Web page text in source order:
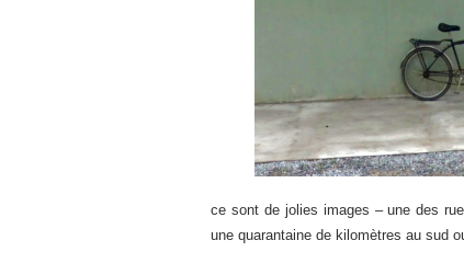
ce sont de jolies images – une des
une quarantaine de kilomètres au sud